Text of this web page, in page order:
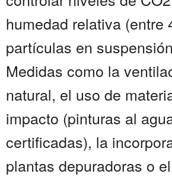
humedad relativa (entre
partículas en
Medidas como la
natural, el uso de
impacto (pinturas al
certificadas), la
plantas depuradoras o el